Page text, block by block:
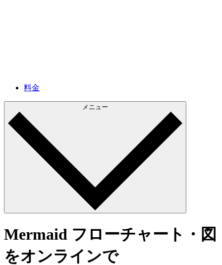
料金
メニュー
Mermaid フローチャート・図
をオンラインで